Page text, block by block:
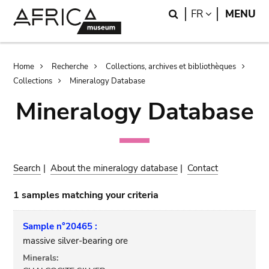
Search
FR LANGUAGE
MENU
Breadcrumb
Home Recherche
Collections, archives et bibliothèques
Collections
Mineralogy Database
Mineralogy Database
Search |About the mineralogy database | Contact
1 samples matching your criteria
Sample n°20465 :
massive silver-bearing ore
Minerals: